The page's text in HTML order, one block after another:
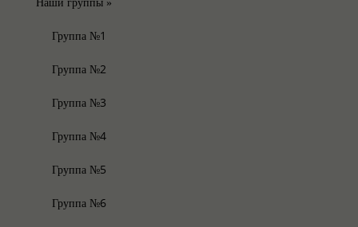
Группа №1
Группа №2
Группа №3
Группа №4
Группа №5
Группа №6